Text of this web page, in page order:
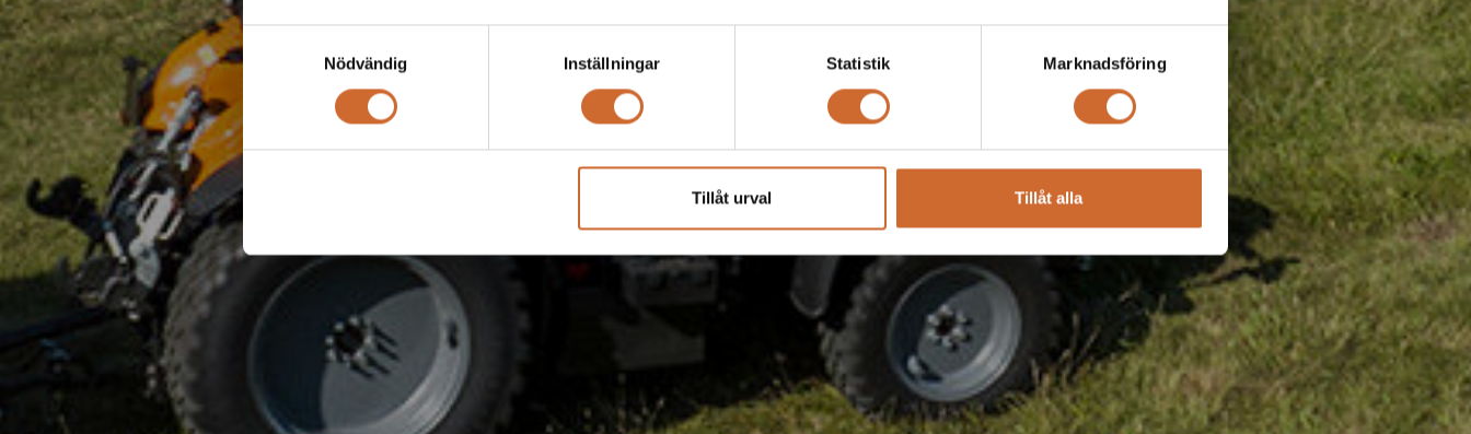
Samtyckesval
Nödvändig
Inställningar Statistik Marknadsföring
Tillåt urval Tillåt alla